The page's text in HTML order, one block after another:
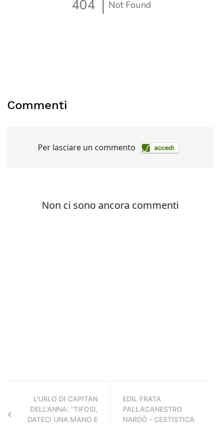
Commenti
L'URLO DI CAPITAN
DELL'ANNA: "TIFOSI,
DATECI UNA MANO E
EDIL FRATA
PALLACANESTRO
NARDÒ - CESTISTICA